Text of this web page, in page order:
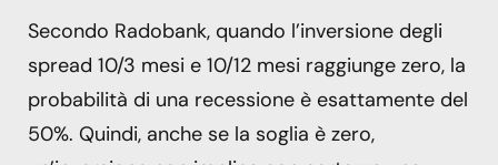
Secondo Radobank, quando l’inversione degli
spread 10/3 mesi e 10/12 mesi raggiunge zero, la
probabilità di una recessione è esattamente del
50%. Quindi, anche se la soglia è zero,